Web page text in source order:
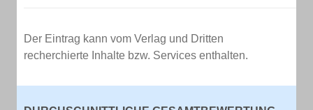
Der Eintrag kann vom Verlag und Dritten
recherchierte Inhalte bzw. Services enthalten.